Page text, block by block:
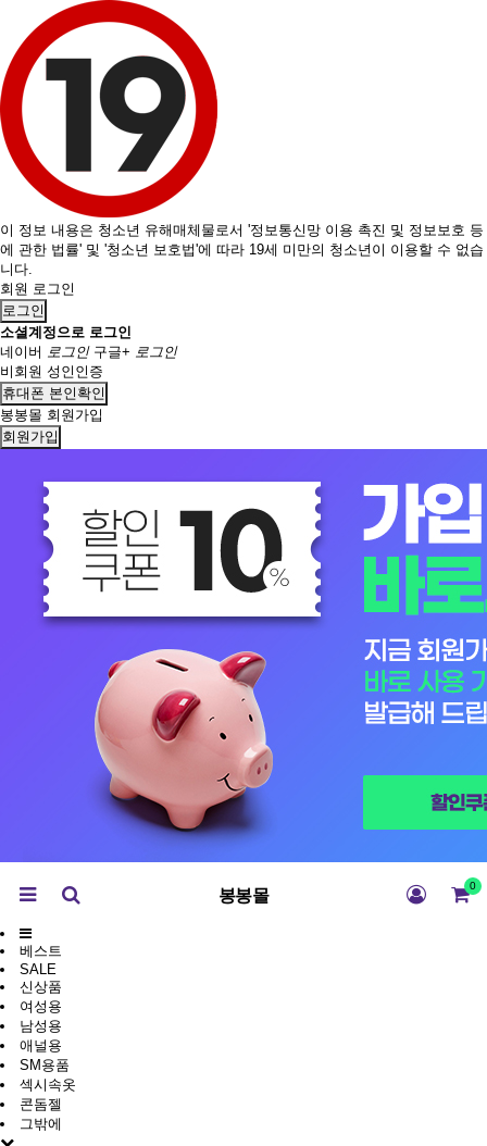
이 정보 내용은 청소년 유해매체물로서 '정보통신망 이용 촉진 및 정보보호 등
에 관한 법률' 및 '청소년 보호법'에 따라 19세 미만의 청소년이 이용할 수 없습
니다.
회원 로그인
로그인
소셜계정으로 로그인
네이버 로그인 구글+ 로그인
비회원 성인인증
휴대폰 본인확인
봉봉몰 회원가입
회원가입
봉봉몰 0
베스트
SALE
신상품
여성용
남성용
애널용
SM용품
섹시속옷
콘돔젤
그밖에